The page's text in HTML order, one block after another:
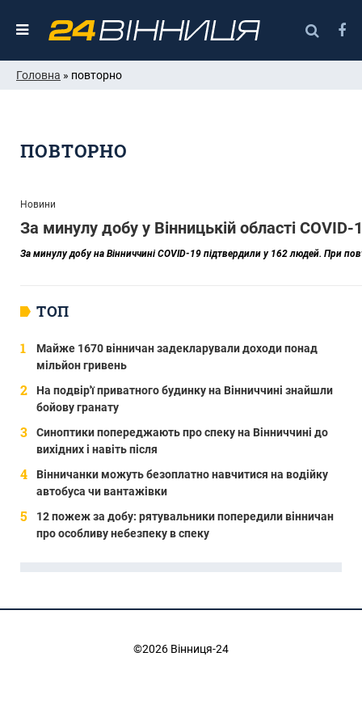
Головна » повторно
ПОВТОРНО
Новини
За минулу добу у Вінницькій області
За минулу добу на Вінниччині COVID-19 підтвердили у 162 людей. При
ТОП
Майже 1670 вінничан задекларували доходи понад
мільйон гривень
На подвір'ї приватного будинку на Вінниччині знайшли
бойову гранату
Синоптики попереджають про спеку на Вінниччині до
вихідних і навіть після
Вінничанки можуть безоплатно навчитися на водійку
автобуса чи вантажівки
12 пожеж за добу: рятувальники попередили вінничан
про особливу небезпеку в спеку
©2026 Вінниця-24